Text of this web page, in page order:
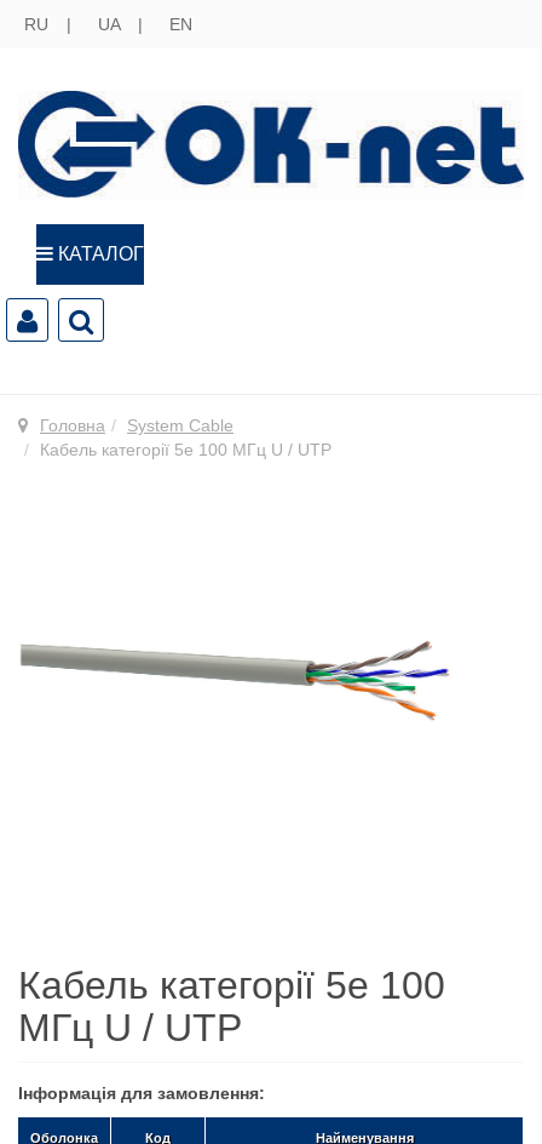
RU UA EN
КАТАЛОГ
Головна
System Cable
Кабель категорії 5e 100 МГц U / UTP
Кабель категорії 5e 100
МГц U / UTP
Інформація для замовлення:
Оболонка
Код
Найменування